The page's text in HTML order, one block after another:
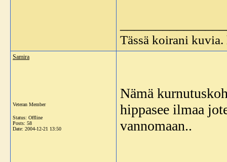
Tässä koirani
Samira
Veteran Member
Status: Offline
Posts: 58
Date: 2004-12-21 13:50
Nämä
hippasee ilmaa
vannomaan..